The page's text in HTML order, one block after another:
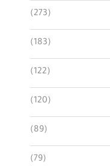
(273)
(183)
(122)
(120)
(89)
(79)